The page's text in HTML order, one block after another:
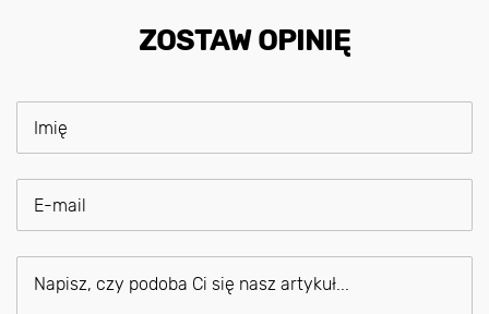
ZOSTAW OPINIĘ